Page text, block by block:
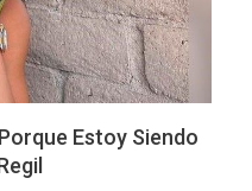
Estoy Siendo